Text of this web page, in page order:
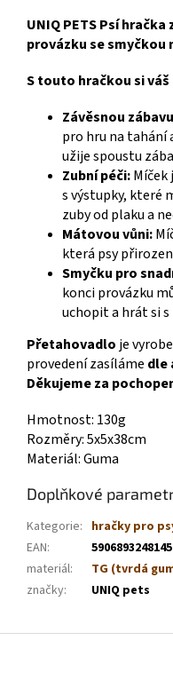
UNIQ PETSPsí hračka
provázku se smyčkou
S touto hračkou si váš
Závěsnou
pro hru na tahání
užije spoustu
Zubní péči:
s výstupky, které
zuby od plaku a
Mátovou vůni:
která psy
Smyčku pro
konci provázku
uchopit a hrát si s
Přetahovadlo je
provedení zasíláme dle
Děkujeme za
Hmotnost: 130g
Rozměry: 5x5x38cm
Materiál: Guma
Doplňkové
Kategorie: hračky pro
EAN:
5906893248145
materiál: TG (tvrdá
značky: UNIQ pets